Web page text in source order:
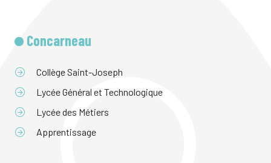
Concarneau
Collège Saint-Joseph
Lycée Général et Technologique
Lycée des Métiers
Apprentissage